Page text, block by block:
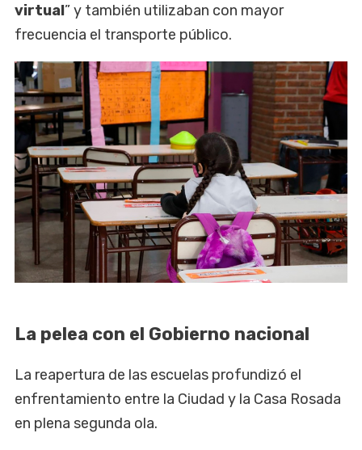
virtual” y también utilizaban con mayor
frecuencia el transporte público.
La pelea con el Gobierno nacional
La reapertura de las escuelas profundizó el
enfrentamiento entre la Ciudad y la Casa Rosada
en plena segunda ola.